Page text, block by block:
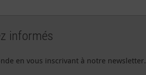
informés
en vous inscrivant à notre newsletter.